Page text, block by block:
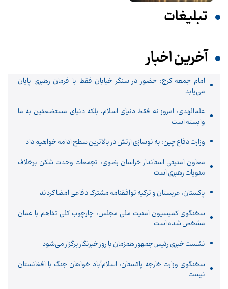
تبلیغات
آخرین اخبار
امام جمعه کرج: حضور در سنگر خیابان فقط با فرمان رهبری پایان
می‌یابد
علم‌الهدی: امروز نه فقط دنیای اسلام، بلکه دنیای مستضعفین به ما
وابسته است
وزارت دفاع چین: به نوسازی ارتش در بالاترین سطح ادامه خواهیم داد
معاون امنیتی استاندار خراسان رضوی: تجمعات وحدت شکن برخلاف
منویات رهبری است
پاکستان، عربستان و ترکیه توافقنامه مشترک دفاعی امضا کردند
سخنگوی کمیسیون امنیت ملی مجلس: چارچوب کلی تفاهم با عمان
مشخص شده است
نشست خبری رئیس‌جمهور همزمان با روز خبرنگار برگزار می‌شود
سخنگوی وزارت خارجه پاکستان: اسلام‌آباد خواهان جنگ با افغانستان
نیست